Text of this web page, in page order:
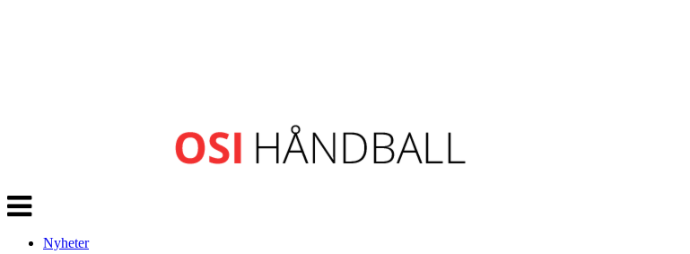
Veksle
navigasjon
Nyheter